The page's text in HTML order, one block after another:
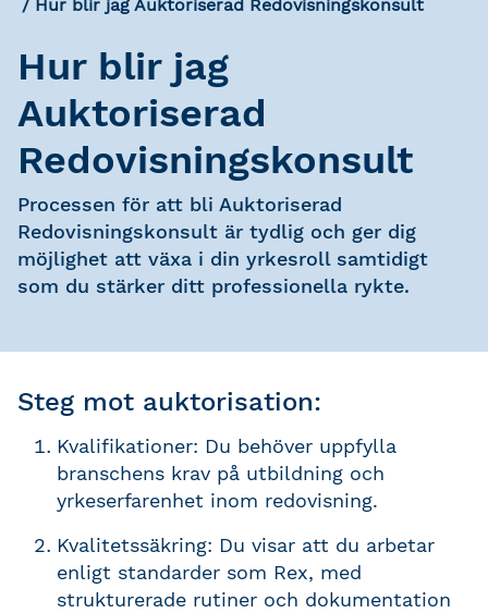
Hur blir jag Auktoriserad Redovisningskonsult
Hur blir jag
Auktoriserad
Redovisningskonsult
Processen för att bli Auktoriserad
Redovisningskonsult är tydlig och ger dig
möjlighet att växa i din yrkesroll samtidigt
som du stärker ditt professionella rykte.
Steg mot auktorisation:
Kvalifikationer: Du behöver uppfylla
branschens krav på utbildning och
yrkeserfarenhet inom redovisning.
Kvalitetssäkring: Du visar att du arbetar
enligt standarder som Rex, med
strukturerade rutiner och dokumentation